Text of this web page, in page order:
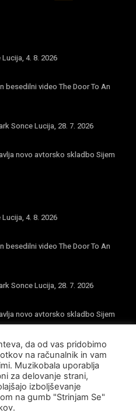
4. 8. 2026
besedilni video The Door To An
Sonce Lucija, 28. 7. 2026
novo avtorsko skladbo Sijem
4. 8. 2026
besedilni video The Door To An
Sonce Lucija, 28. 7. 2026
novo avtorsko skladbo Sijem
da od vas pridobimo
na računalnik in vam
Muzikobala uporablja
za delovanje strani,
izboljševanje
na gumb "Strinjam Se"